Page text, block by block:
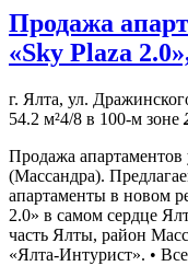
Продажа
«Sky Plaza
г. Ялта, ул.
54.2 м²4/8 в 100-м зоне
Продажа
(Массандра).
апартаменты в новом
2.0» в самом сердце
часть Ялты, район
«Ялта-Интурист». •